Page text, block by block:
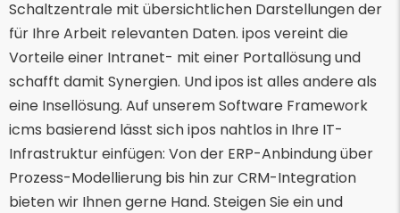
Schaltzentrale mit übersichtlichen Darstellungen der
für Ihre Arbeit relevanten Daten. ipos vereint die
Vorteile einer Intranet- mit einer Portallösung und
schafft damit Synergien. Und ipos ist alles andere als
eine Insellösung. Auf unserem Software Framework
icms basierend lässt sich ipos nahtlos in Ihre IT-
Infrastruktur einfügen: Von der ERP-Anbindung über
Prozess-Modellierung bis hin zur CRM-Integration
bieten wir Ihnen gerne Hand. Steigen Sie ein und